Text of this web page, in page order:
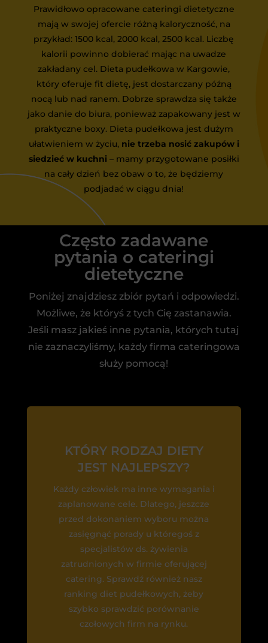
Prawidłowo opracowane cateringi dietetyczne
mają w swojej ofercie różną kaloryczność, na
przykład: 1500 kcal, 2000 kcal, 2500 kcal. Liczbę
kalorii powinno dobierać mając na uwadze
zakładany cel. Dieta pudełkowa w Kargowie,
który oferuje fit dietę, jest dostarczany późną
nocą lub nad ranem. Dobrze sprawdza się także
jako danie do biura, ponieważ zapakowany jest w
praktyczne boxy. Dieta pudełkowa jest dużym
ułatwieniem w życiu, nie trzeba nosić zakupów i
siedzieć w kuchni– mamy przygotowane posiłki
na cały dzień bez obaw o to, że będziemy
podjadać w ciągu dnia!
Często zadawane
pytania o cateringi
dietetyczne
Poniżej znajdziesz zbiór pytań i odpowiedzi.
Możliwe, że któryś z tych Cię zastanawia.
Jeśli masz jakieś inne pytania, których tutaj
nie zaznaczyliśmy, każdy firma cateringowa
służy pomocą!
KTÓRY RODZAJ DIETY
JEST NAJLEPSZY?
Każdy człowiek ma inne wymagania i
zaplanowane cele. Dlatego, jeszcze
przed dokonaniem wyboru można
zasięgnąć porady u któregoś z
specjalistów ds. żywienia
zatrudnionych w firmie oferującej
catering. Sprawdź również nasz
ranking diet pudełkowych, żeby
szybko sprawdzić porównanie
czołowych firm na rynku.